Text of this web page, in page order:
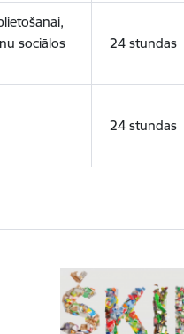
sociālos
24 stundas
24 stundas